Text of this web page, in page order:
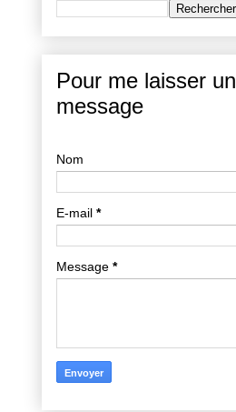
Pour me laisser un
message
Nom
E-mail *
Message *